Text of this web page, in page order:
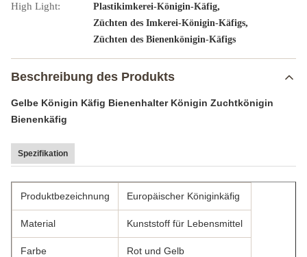
High Light:
Plastikimkerei-Königin-Käfig,
Züchten des Imkerei-Königin-Käfigs,
Züchten des Bienenkönigin-Käfigs
Beschreibung des Produkts
Gelbe Königin Käfig Bienenhalter Königin Zuchtkönigin
Bienenkäfig
Spezifikation
Produktbezeichnung Europäischer Königinkäfig
Material Kunststoff für Lebensmittel
Farbe Rot und Gelb